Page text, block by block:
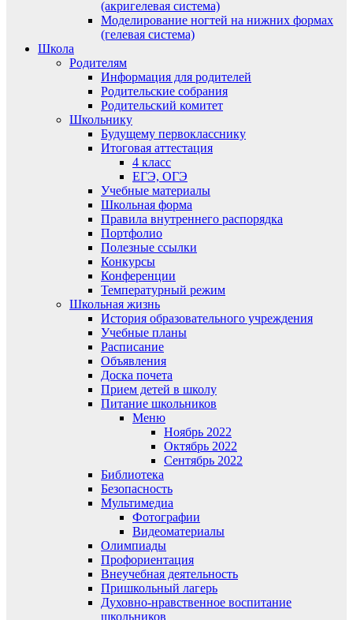
(акригелевая система)
Моделирование ногтей на нижних формах
(гелевая система)
Школа
Родителям
Информация для родителей
Родительские собрания
Родительский комитет
Школьнику
Будущему первокласснику
Итоговая аттестация
4 класс
ЕГЭ, ОГЭ
Учебные материалы
Школьная форма
Правила внутреннего распорядка
Портфолио
Полезные ссылки
Конкурсы
Конференции
Температурный режим
Школьная жизнь
История образовательного учреждения
Учебные планы
Расписание
Объявления
Доска почета
Прием детей в школу
Питание школьников
Меню
Ноябрь 2022
Октябрь 2022
Сентябрь 2022
Библиотека
Безопасность
Мультимедиа
Фотографии
Видеоматериалы
Олимпиады
Профориентация
Внеучебная деятельность
Пришкольный лагерь
Духовно-нравственное воспитание
школьников